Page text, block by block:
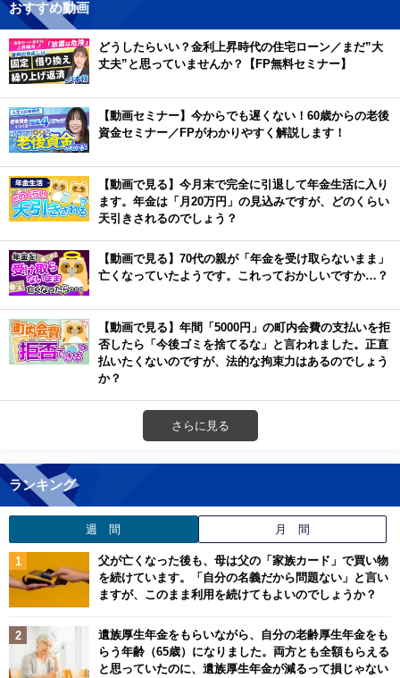
おすすめ動画
どうしたらいい？金利上昇時代の住宅ローン／まだ”大
丈夫”と思っていませんか？【FP無料セミナー】
【動画セミナー】今からでも遅くない！60歳からの老後
資金セミナー／FPがわかりやすく解説します！
【動画で見る】今月末で完全に引退して年金生活に入り
ます。年金は「月20万円」の見込みですが、どのくらい
天引きされるのでしょう？
【動画で見る】70代の親が「年金を受け取らないまま」
亡くなっていたようです。これっておかしいですか…？
【動画で見る】年間「5000円」の町内会費の支払いを拒
否したら「今後ゴミを捨てるな」と言われました。正直
払いたくないのですが、法的な拘束力はあるのでしょう
か？
さらに見る
ランキング
週 間 月 間
父が亡くなった後も、母は父の「家族カード」で買い物
を続けています。「自分の名義だから問題ない」と言い
ますが、このまま利用を続けてもよいのでしょうか？
遺族厚生年金をもらいながら、自分の老齢厚生年金をも
らう年齢（65歳）になりました。両方とも全額もらえる
と思っていたのに、遺族厚生年金が減るって損じゃない